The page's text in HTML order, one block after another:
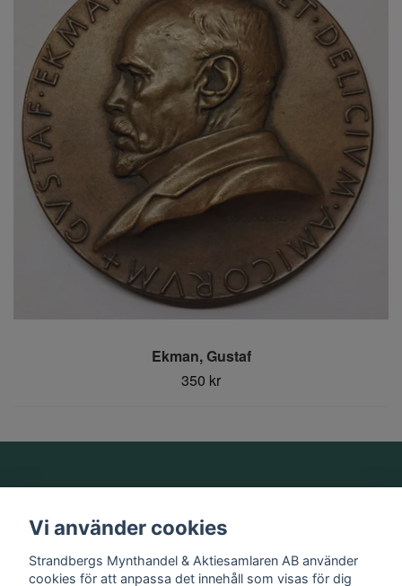
Ekman, Gustaf
350 kr
Information
Vi använder cookies
Strandbergs Mynthandel & Aktiesamlaren AB använder
cookies för att anpassa det innehåll som visas för dig